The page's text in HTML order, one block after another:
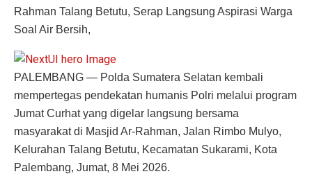
Rahman Talang Betutu, Serap Langsung Aspirasi Warga
Soal Air Bersih,
PALEMBANG — Polda Sumatera Selatan kembali
mempertegas pendekatan humanis Polri melalui program
Jumat Curhat yang digelar langsung bersama
masyarakat di Masjid Ar-Rahman, Jalan Rimbo Mulyo,
Kelurahan Talang Betutu, Kecamatan Sukarami, Kota
Palembang, Jumat, 8 Mei 2026.